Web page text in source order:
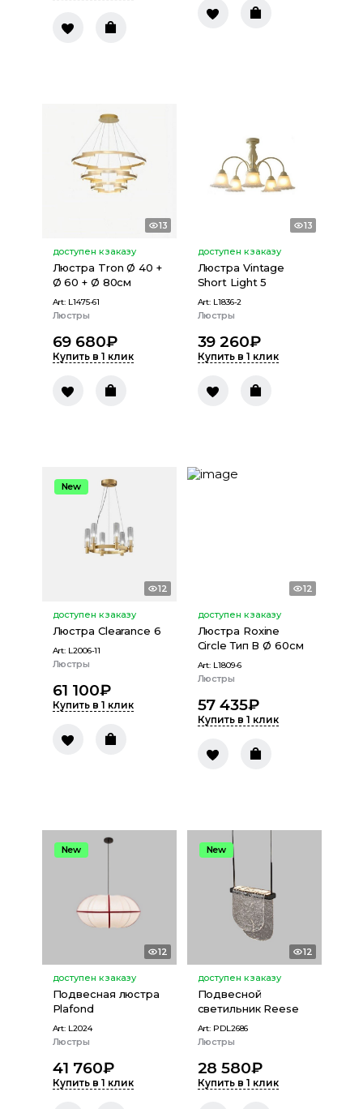
13
доступен к заказу
Люстра Tron Ø 40 +
Ø 60 + Ø 80см
Art: L1475-61
Люстры
69 680₽
Купить в 1 клик
13
доступен к заказу
Люстра Vintage
Short Light 5
Art: L1836-2
Люстры
39 260₽
Купить в 1 клик
New
12
доступен к заказу
Люстра Clearance 6
Art: L2006-11
Люстры
61 100₽
Купить в 1 клик
12
доступен к заказу
Люстра Roxine
Circle Тип В Ø 60cм
Art: L1809-6
Люстры
57 435₽
Купить в 1 клик
New
12
доступен к заказу
Подвесная люстра
Plafond
Art: L2024
Люстры
41 760₽
Купить в 1 клик
New
12
доступен к заказу
Подвесной
светильник Reese
Art: PDL2686
Люстры
28 580₽
Купить в 1 клик